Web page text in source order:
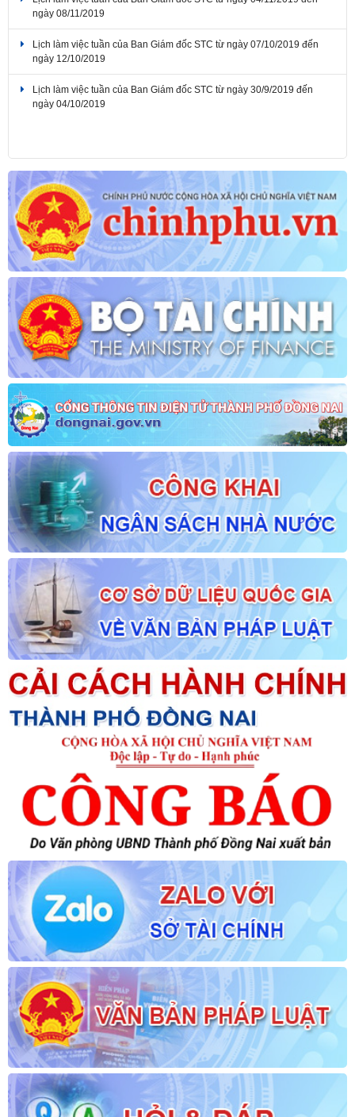
Lịch làm việc tuần của Ban Giám đốc STC từ ngày 07/10/2019 đến
ngày 12/10/2019
Lịch làm việc tuần của Ban Giám đốc STC từ ngày 30/9/2019 đến
ngày 04/10/2019
Lịch làm việc tuần của Ban Giám đốc STC từ ngày 23/12/2019 đến